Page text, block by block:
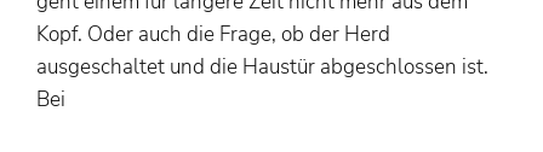
Kopf. Oder auch die Frage, ob der Herd
ausgeschaltet und die Haustür abgeschlossen ist.
Bei